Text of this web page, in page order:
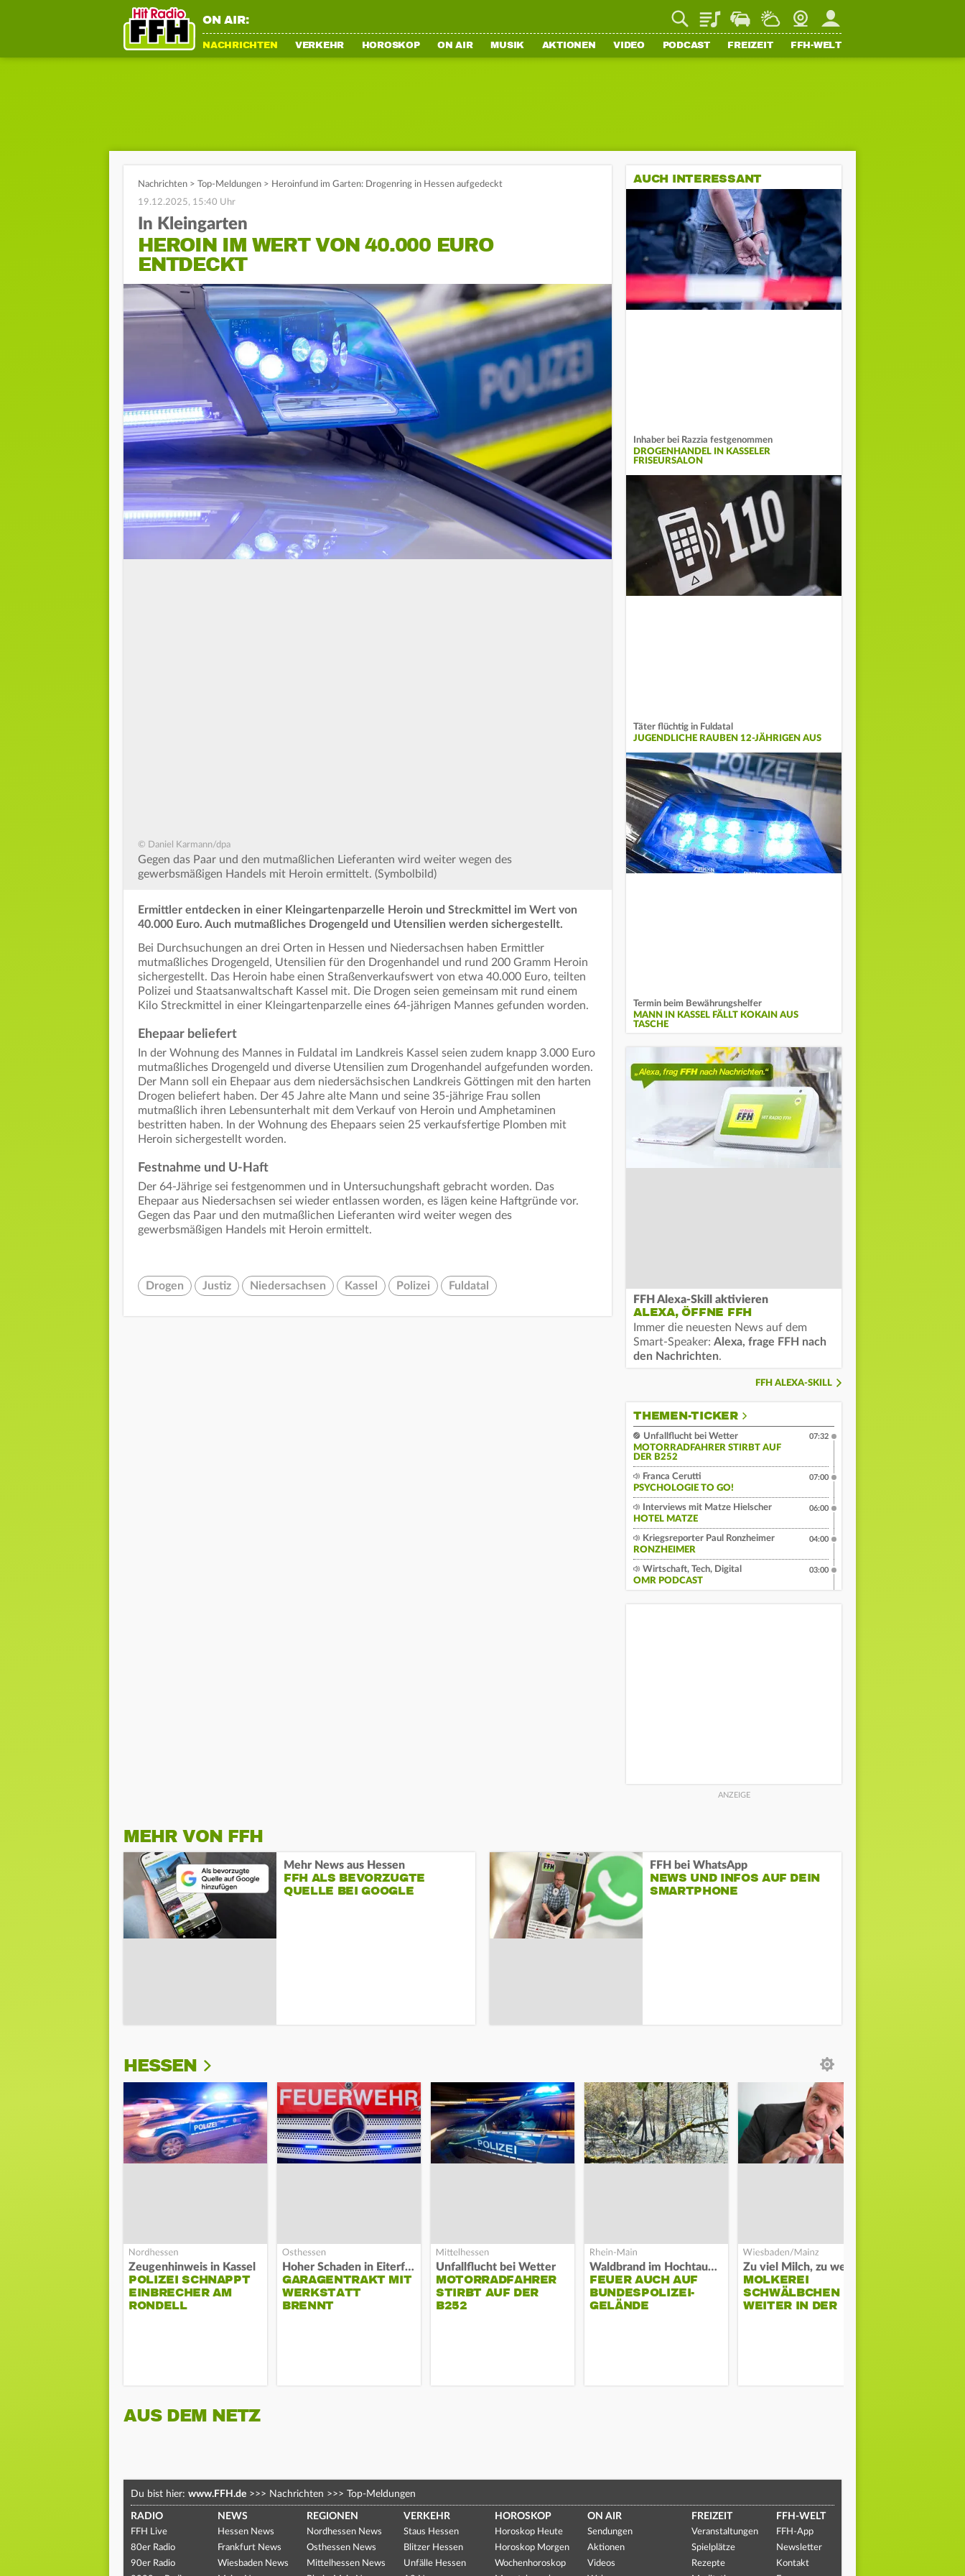
ON AIR: PlaylistStaupilotWetterWebcamMein FFH
NACHRICHTEN VERKEHR HOROSKOP ON AIR MUSIK AKTIONEN VIDEO PODCAST FREIZEIT FFH-WELT
Nachrichten > Top-Meldungen > Heroinfund im Garten: Drogenring in Hessen aufgedeckt
19.12.2025, 15:40 Uhr
In Kleingarten
HEROIN IM WERT VON 40.000 EURO
ENTDECKT
© Daniel Karmann/dpa
Gegen das Paar und den mutmaßlichen Lieferanten wird weiter wegen des
gewerbsmäßigen Handels mit Heroin ermittelt. (Symbolbild)
Ermittler entdecken in einer Kleingartenparzelle Heroin und Streckmittel im Wert von
40.000 Euro. Auch mutmaßliches Drogengeld und Utensilien werden sichergestellt.
Bei Durchsuchungen an drei Orten in Hessen und Niedersachsen haben Ermittler
mutmaßliches Drogengeld, Utensilien für den Drogenhandel und rund 200 Gramm Heroin
sichergestellt. Das Heroin habe einen Straßenverkaufswert von etwa 40.000 Euro, teilten
Polizei und Staatsanwaltschaft Kassel mit. Die Drogen seien gemeinsam mit rund einem
Kilo Streckmittel in einer Kleingartenparzelle eines 64-jährigen Mannes gefunden worden.
Ehepaar beliefert
In der Wohnung des Mannes in Fuldatal im Landkreis Kassel seien zudem knapp 3.000 Euro
mutmaßliches Drogengeld und diverse Utensilien zum Drogenhandel aufgefunden worden.
Der Mann soll ein Ehepaar aus dem niedersächsischen Landkreis Göttingen mit den harten
Drogen beliefert haben. Der 45 Jahre alte Mann und seine 35-jährige Frau sollen
mutmaßlich ihren Lebensunterhalt mit dem Verkauf von Heroin und Amphetaminen
bestritten haben. In der Wohnung des Ehepaars seien 25 verkaufsfertige Plomben mit
Heroin sichergestellt worden.
Festnahme und U-Haft
Der 64-Jährige sei festgenommen und in Untersuchungshaft gebracht worden. Das
Ehepaar aus Niedersachsen sei wieder entlassen worden, es lägen keine Haftgründe vor.
Gegen das Paar und den mutmaßlichen Lieferanten wird weiter wegen des
gewerbsmäßigen Handels mit Heroin ermittelt.
Drogen Justiz Niedersachsen Kassel Polizei Fuldatal
AUCH INTERESSANT
Inhaber bei Razzia festgenommen
DROGENHANDEL IN KASSELER
FRISEURSALON
Täter flüchtig in Fuldatal
JUGENDLICHE RAUBEN 12-JÄHRIGEN AUS
Termin beim Bewährungshelfer
MANN IN KASSEL FÄLLT KOKAIN AUS
TASCHE
FFH Alexa-Skill aktivieren
ALEXA, ÖFFNE FFH
Immer die neuesten News auf dem
Smart-Speaker: Alexa, frage FFH nach
den Nachrichten.
FFH ALEXA-SKILL
THEMEN-TICKER
Unfallflucht bei Wetter
MOTORRADFAHRER STIRBT AUF
DER B252
07:32
Franca Cerutti
PSYCHOLOGIE TO GO!
07:00
Interviews mit Matze Hielscher
HOTEL MATZE
06:00
Kriegsreporter Paul Ronzheimer
RONZHEIMER
04:00
Wirtschaft, Tech, Digital
OMR PODCAST
03:00
MEHR VON FFH
Mehr News aus Hessen
FFH ALS BEVORZUGTE
QUELLE BEI GOOGLE
FFH bei WhatsApp
NEWS UND INFOS AUF DEIN
SMARTPHONE
HESSEN
Zeugenhinweis in Kassel
POLIZEI SCHNAPPT
EINBRECHER AM
RONDELL
Hoher Schaden in Eiterfeld
GARAGENTRAKT MIT
WERKSTATT
BRENNT
Unfallflucht bei Wetter
MOTORRADFAHRER
STIRBT AUF DER
B252
Waldbrand im Hochtaunuskreis
FEUER AUCH AUF
BUNDESPOLIZEI-
GELÄNDE
MOLKEREI
SCHWÄLBCHEN
WEITER IN DER
AUS DEM NETZ
Du bist hier: www.FFH.de >>> Nachrichten >>> Top-Meldungen
RADIO
FFH Live
80er Radio
90er Radio
NEWS
Hessen News
Frankfurt News
Wiesbaden News
REGIONEN
Nordhessen News
Osthessen News
Mittelhessen News
VERKEHR
Staus Hessen
Blitzer Hessen
Unfälle Hessen
HOROSKOP
Horoskop Heute
Horoskop Morgen
Wochenhoroskop
ON AIR
Sendungen
Aktionen
Videos
FREIZEIT
Veranstaltungen
Spielplätze
Rezepte
FFH-WELT
FFH-App
Newsletter
Kontakt